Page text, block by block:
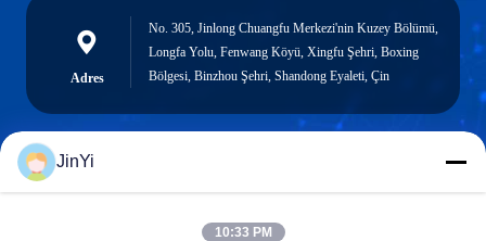
Adres
No. 305, Jinlong Chuangfu Merkezi'nin Kuzey Bölümü,
Longfa Yolu, Fenwang Köyü, Xingfu Şehri, Boxing
Bölgesi, Binzhou Şehri, Shandong Eyaleti, Çin
chenshasha1867@gmail.com
JinYi
10:33 PM